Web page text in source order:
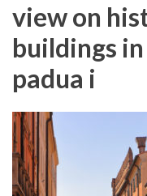
view on
buildings
padua i